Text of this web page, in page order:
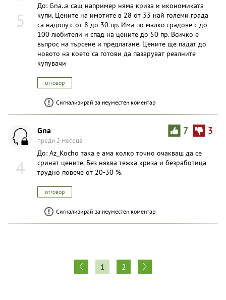
5
До: Gna..в сащ например няма криза и икономиката
купи. Цените на имотите в 28 от 33 най големи града
са надолу с от 8 до 30 пр. Има по малко градове с до
100 любители и спад на цените до 50 пр. Всичко е
въпрос на търсене и предлагане. Цените ще падат до
новото на което са готови да пазаруват реалните
купувачи
отговор
Сигнализирай за неуместен коментар
4
7 3
Gna
преди 2 месеца
До: Az_Kocho така е ама колко точно очакваш да се
сринат цените. Без няква тежка криза и безработица
трудно повече от 20-30 %.
отговор
Сигнализирай за неуместен коментар
1 2